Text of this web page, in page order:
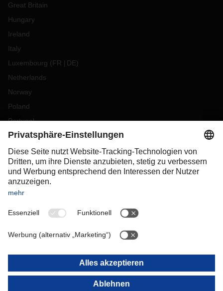
Great Britain
Hungary
Ireland
Italy
Luxembourg (FR DE)
Netherlands
Norway
Poland
Portugal
Romania
Slovakia
Spain
Sweden
Switzerland
OCEANIA